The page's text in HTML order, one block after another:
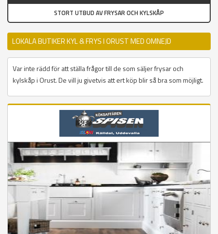
STORT UTBUD AV FRYSAR OCH KYLSKÅP
LOKALA BUTIKER KYL & FRYS I ORUST MED OMNEJD
Var inte rädd för att ställa frågor till de som säljer frysar och
kylskåp i Orust. De vill ju givetvis att ert köp blir så bra som möjligt.